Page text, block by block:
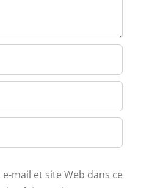
mail et site Web dans ce